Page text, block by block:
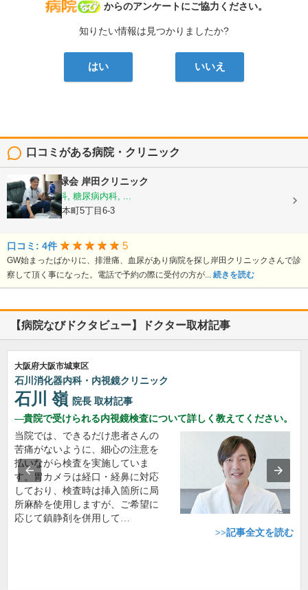
病院なび
からのアンケートにご協力ください。
知りたい情報は見つかりましたか?
はい いいえ
口コミがある病院・クリニック
医療法人 虹緑会 岸田クリニック
内科, 循環器科, 糖尿病内科, ...
大阪府豊中市本町5丁目6-3
口コミ: 4件 5
GW始まったばかりに、排泄痛、血尿があり病院を探し岸田クリニックさんで診
察して頂く事になった。電話で予約の際に受付の方が... 続きを読む
【病院なびドクタビュー】ドクター取材記事
大阪府大阪市城東区
石川消化器内科・内視鏡クリニック
石川 嶺 院長 取材記事
貴院で受けられる内視鏡検査について詳しく教えてください。
当院では、できるだけ患者さんの
苦痛がないように、細心の注意を
払いながら検査を実施していま
す。胃カメラは経口・経鼻に対応
しており、検査時は挿入箇所に局
所麻酔を使用しますが、ご希望に
応じて鎮静剤を併用して…
>>記事全文を読む